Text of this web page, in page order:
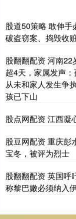
股道50策略 敢伸
破盗窃案、捣毁收
股翻翻配资 河南
超4天，家属发声
从未和家人发生争
孩已下山
股点网配资 江西凝
股豆网配资 重庆彭
宝冬，被评为烈士
股翻翻配资 英国呼
称黎巴嫩必须纳入